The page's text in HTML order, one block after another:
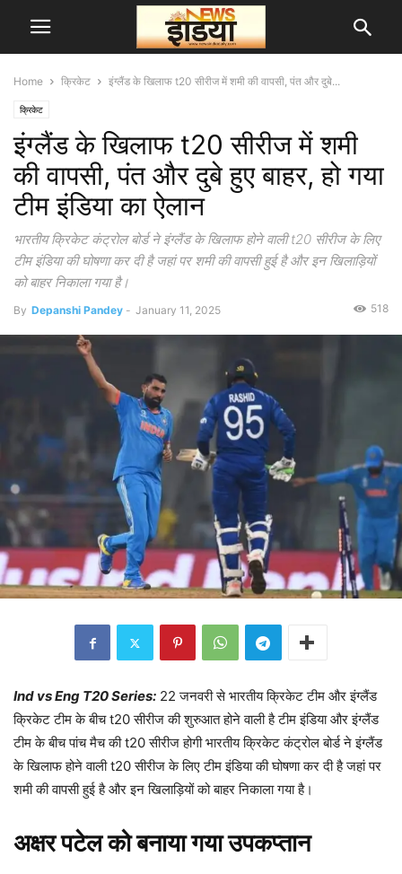
Home क्रिकेट इंग्लैंड के खिलाफ t20 सीरीज में शमी की वापसी, पंत और दुबे...
क्रिकेट
इंग्लैंड के खिलाफ t20 सीरीज में शमी
की वापसी, पंत और दुबे हुए बाहर, हो गया
टीम इंडिया का ऐलान
भारतीय क्रिकेट कंट्रोल बोर्ड ने इंग्लैंड के खिलाफ होने वाली t20 सीरीज के लिए
टीम इंडिया की घोषणा कर दी है जहां पर शमी की वापसी हुई है और इन खिलाड़ियों
को बाहर निकाला गया है।
By Depanshi Pandey - January 11, 2025 518
Ind vs Eng T20 Series: 22 जनवरी से भारतीय क्रिकेट टीम और इंग्लैंड
क्रिकेट टीम के बीच t20 सीरीज की शुरुआत होने वाली है टीम इंडिया और इंग्लैंड
टीम के बीच पांच मैच की t20 सीरीज होगी भारतीय क्रिकेट कंट्रोल बोर्ड ने इंग्लैंड
के खिलाफ होने वाली t20 सीरीज के लिए टीम इंडिया की घोषणा कर दी है जहां पर
शमी की वापसी हुई है और इन खिलाड़ियों को बाहर निकाला गया है।
अक्षर पटेल को बनाया गया उपकप्तान